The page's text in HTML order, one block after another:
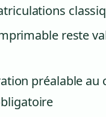
reste
préalable